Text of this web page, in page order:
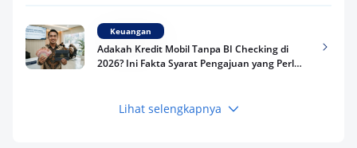
Keuangan
Adakah Kredit Mobil Tanpa BI Checking di
2026? Ini Fakta Syarat Pengajuan yang Perlu
Keuangan
Lihat selengkapnya